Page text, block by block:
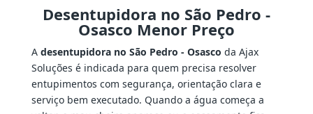
Desentupidora no São Pedro -
Osasco Menor Preço
A desentupidora no São Pedro - Osasco da Ajax
Soluções é indicada para quem precisa resolver
entupimentos com segurança, orientação clara e
serviço bem executado. Quando a água começa a